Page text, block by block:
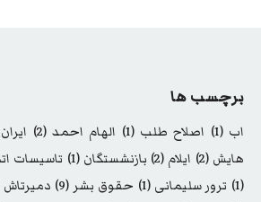
برچسب ها
اب (1) اصلاح طلب (1) الهام احمد(2)
هایش (2) ایلام (2) بازنشستگان (1)
تاسیسات
(1)
ترور سلیمانی (1) حقوق بشر (9) دمیرتاش